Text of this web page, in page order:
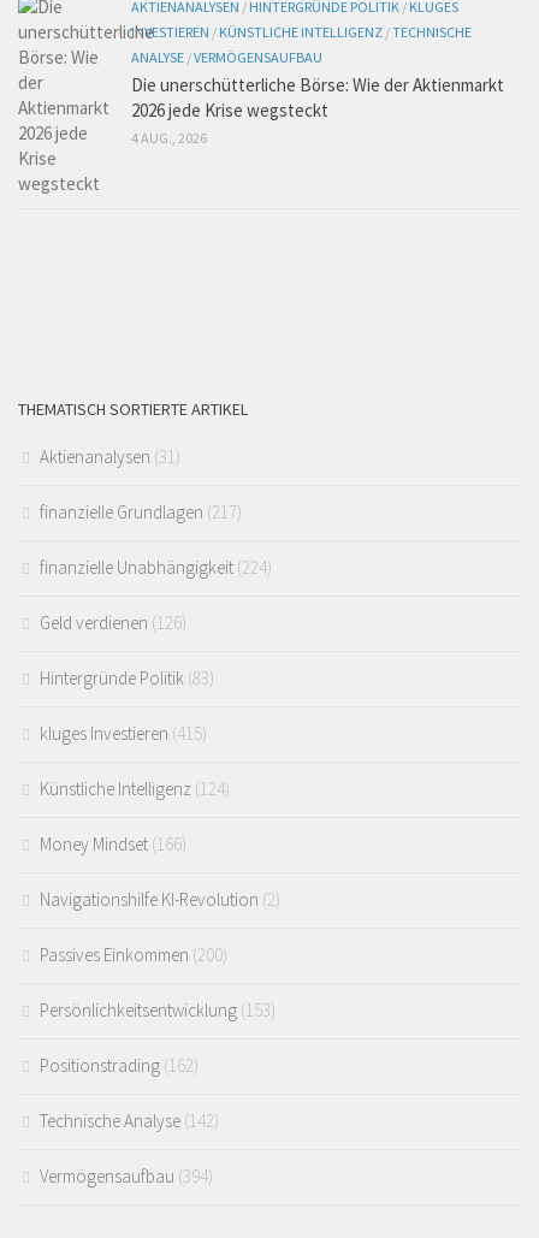
AKTIENANALYSEN / HINTERGRÜNDE POLITIK / KLUGES
INVESTIEREN / KÜNSTLICHE INTELLIGENZ /TECHNISCHE
ANALYSE /VERMÖGENSAUFBAU
Die unerschütterliche Börse: Wie der Aktienmarkt
2026 jede Krise wegsteckt
4 AUG., 2026
THEMATISCH SORTIERTE ARTIKEL
Aktienanalysen (31)
finanzielle Grundlagen (217)
finanzielle Unabhängigkeit (224)
Geld verdienen (126)
Hintergründe Politik (83)
kluges Investieren (415)
Künstliche Intelligenz (124)
Money Mindset (166)
Navigationshilfe KI-Revolution (2)
Passives Einkommen (200)
Persönlichkeitsentwicklung (153)
Positionstrading (162)
Technische Analyse (142)
Vermögensaufbau (394)